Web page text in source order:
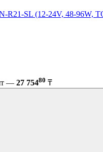
R21-SL (12-24V, 48-96W,
— 27 75480 ₸